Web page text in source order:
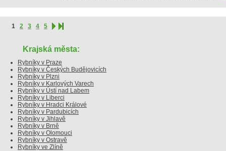
1 2 3 4 5
Krajská města:
Rybníky v Praze
Rybníky v Českých Budějovicích
Rybníky v Plzni
Rybníky v Karlových Varech
Rybníky v Ústí nad Labem
Rybníky v Liberci
Rybníky v Hradci Králové
Rybníky v Pardubicích
Rybníky v Jihlavě
Rybníky v Brně
Rybníky v Olomouci
Rybníky v Ostravě
Rybníky ve Zlíně